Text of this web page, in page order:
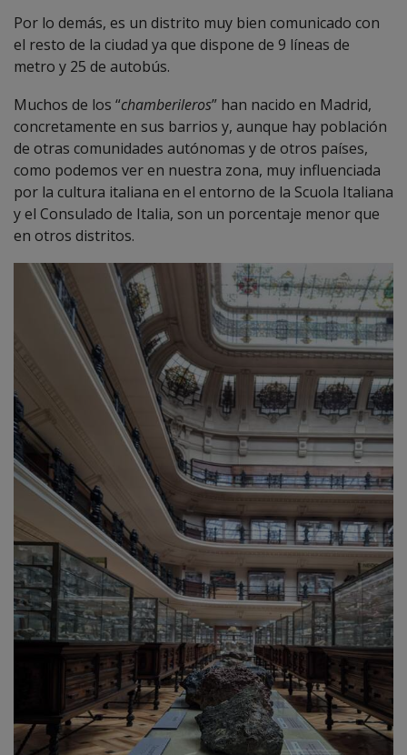
Por lo demás, es un distrito muy bien comunicado con
el resto de la ciudad ya que dispone de 9 líneas de
metro y 25 de autobús.
Muchos de los “chamberileros” han nacido en Madrid,
concretamente en sus barrios y, aunque hay población
de otras comunidades autónomas y de otros países,
como podemos ver en nuestra zona, muy influenciada
por la cultura italiana en el entorno de la Scuola Italiana
y el Consulado de Italia, son un porcentaje menor que
en otros distritos.